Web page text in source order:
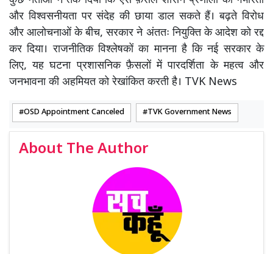
और विश्वसनीयता पर संदेह की छाया डाल सकते हैं। बढ़ते विरोध
और आलोचनाओं के बीच, सरकार ने अंततः नियुक्ति के आदेश को रद्द
कर दिया। राजनीतिक विश्लेषकों का मानना ​​है कि नई सरकार के
लिए, यह घटना प्रशासनिक फ़ैसलों में पारदर्शिता के महत्व और
जनभावना की अहमियत को रेखांकित करती है। TVK News
OSD Appointment Canceled TVK Government News
About The Author